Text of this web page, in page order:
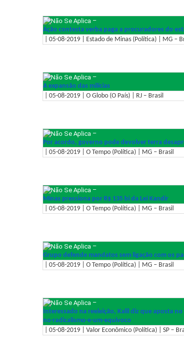
–
Ação contesta verba paga a procuradores do
| 05-08-2019 | Estado de Minas (Política) | MG –
–
A expansão das milícias
| 05-08-2019 | O Globo (O País) | RJ – Brasil
–
Por acordo, governo pode devolver terra
| 05-08-2019 | O Tempo (Política) | MG – Brasil
–
Minas pressiona por R$ 135 bi da Lei Kandir
| 05-08-2019 | O Tempo (Política) | MG – Brasil
–
Grupo defende mandatos sem ligação com os
| 05-08-2019 | O Tempo (Política) | MG – Brasil
–
Interessado na reeleição, Kalil diz que aposta
no-radicalismo-e-um-equivoco
| 05-08-2019 | Valor Econômico (Política) | SP –